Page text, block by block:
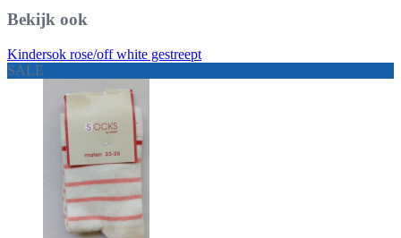
Bekijk ook
Kindersok rose/off white gestreept
SALE